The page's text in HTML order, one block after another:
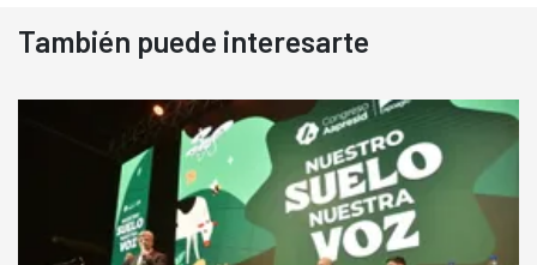
También puede interesarte